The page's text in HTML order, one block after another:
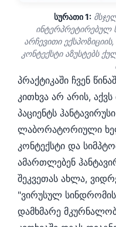
სურათი 1:
ინტერპრეტირებულ
არჩევითი
კონტექსტი აზუსტებს
პრაქტიკაში ჩვენ
კითხვა არ არის,
პაციენტს
ლაბორატორიული
კონტექსტი და
ამართლებენ
შეკვეთას ახლა,
"ვირუსულ
დამხმარე